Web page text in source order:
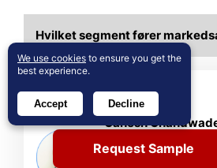
Hvilket segment fører
About Author
Ganesh
Senior
Ganesh is a Senior
Request Sample
We use cookies to ensure you get the
best experience.
Accept Decline